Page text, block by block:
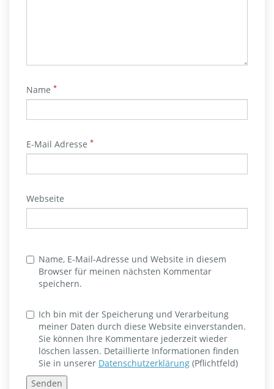
Name *
E-Mail Adresse *
Webseite
Name, E-Mail-Adresse und Website in diesem
Browser für meinen nächsten Kommentar
speichern.
Ich bin mit der Speicherung und Verarbeitung
meiner Daten durch diese Website einverstanden.
Sie können Ihre Kommentare jederzeit wieder
löschen lassen. Detaillierte Informationen finden
Sie in unserer Datenschutzerklärung (Pflichtfeld)